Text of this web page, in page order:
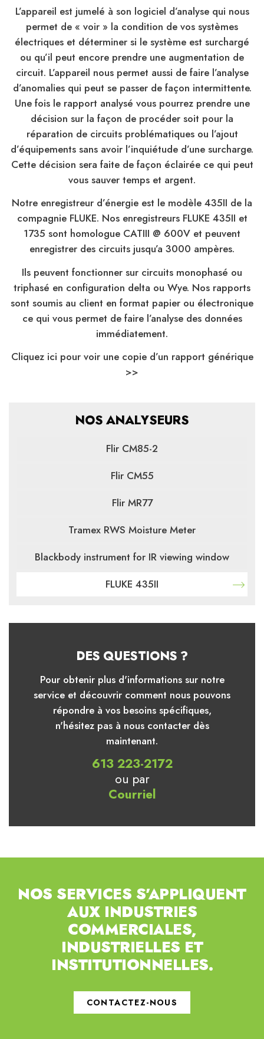
L’appareil est jumelé à son logiciel d’analyse qui nous
permet de « voir » la condition de vos systèmes
électriques et déterminer si le système est surchargé
ou qu’il peut encore prendre une augmentation de
circuit. L’appareil nous permet aussi de faire l’analyse
d’anomalies qui peut se passer de façon intermittente.
Une fois le rapport analysé vous pourrez prendre une
décision sur la façon de procéder soit pour la
réparation de circuits problématiques ou l’ajout
d’équipements sans avoir l’inquiétude d’une surcharge.
Cette décision sera faite de façon éclairée ce qui peut
vous sauver temps et argent.
Notre enregistreur d’énergie est le modèle 435II de la
compagnie FLUKE. Nos enregistreurs FLUKE 435II et
1735 sont homologue CATIII @ 600V et peuvent
enregistrer des circuits jusqu’a 3000 ampères.
Ils peuvent fonctionner sur circuits monophasé ou
triphasé en configuration delta ou Wye. Nos rapports
sont soumis au client en format papier ou électronique
ce qui vous permet de faire l’analyse des données
immédiatement.
Cliquez ici pour voir une copie d’un rapport générique
>>
NOS ANALYSEURS
Flir CM85-2
Flir CM55
Flir MR77
Tramex RWS Moisture Meter
Blackbody instrument for IR viewing window
FLUKE 435II
DES QUESTIONS ?
Pour obtenir plus d'informations sur notre
service et découvrir comment nous pouvons
répondre à vos besoins spécifiques,
n'hésitez pas à nous contacter dès
maintenant.
613 223-2172
ou par
Courriel
NOS SERVICES S’APPLIQUENT
AUX INDUSTRIES
COMMERCIALES,
INDUSTRIELLES ET
INSTITUTIONNELLES.
CONTACTEZ-NOUS